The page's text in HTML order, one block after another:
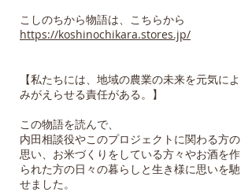
こしのちから物語は、こちらから
https://koshinochikara.stores.jp/
【私たちには、地域の農業の未来を元気によ
みがえらせる責任がある。】
この物語を読んで、
内田相談役やこのプロジェクトに関わる方の
思い、お米づくりをしている方々やお酒を作
られた方の日々の暮らしと生き様に思いを馳
せました。